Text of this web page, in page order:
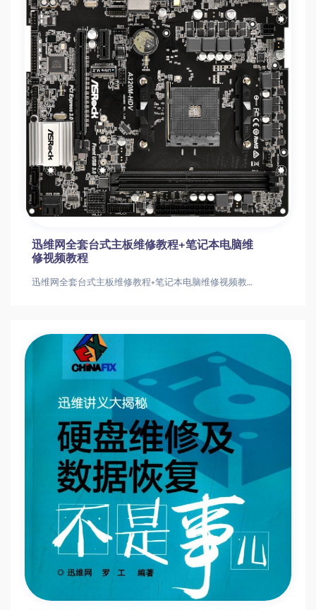
迅维网全套台式主板维修教程+笔记本电脑维
修视频教程
迅维网全套台式主板维修教程+笔记本电脑维修视频教程迅维网全套台式主板维修教程+笔记本电脑维修视频教程